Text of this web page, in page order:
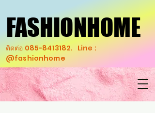
FASHIONHOME
FASHIONHOME
ติดต่อ 085-8413182. Line :
@fashionhome